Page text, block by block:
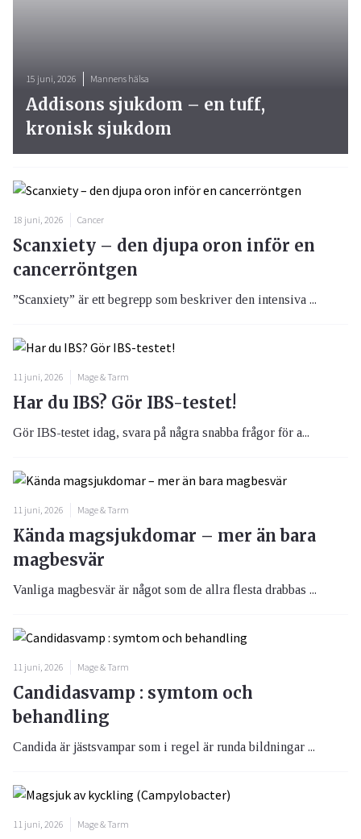
15 juni, 2026 Mannens hälsa
Addisons sjukdom – en tuff,
kronisk sjukdom
18 juni, 2026 Cancer
Scanxiety – den djupa oron inför en
cancerröntgen
”Scanxiety” är ett begrepp som beskriver den intensiva ...
11 juni, 2026 Mage & Tarm
Har du IBS? Gör IBS-testet!
Gör IBS-testet idag, svara på några snabba frågor för a...
11 juni, 2026 Mage & Tarm
Kända magsjukdomar – mer än bara
magbesvär
Vanliga magbesvär är något som de allra flesta drabbas ...
11 juni, 2026 Mage & Tarm
Candidasvamp : symtom och
behandling
Candida är jästsvampar som i regel är runda bildningar ...
11 juni, 2026 Mage & Tarm